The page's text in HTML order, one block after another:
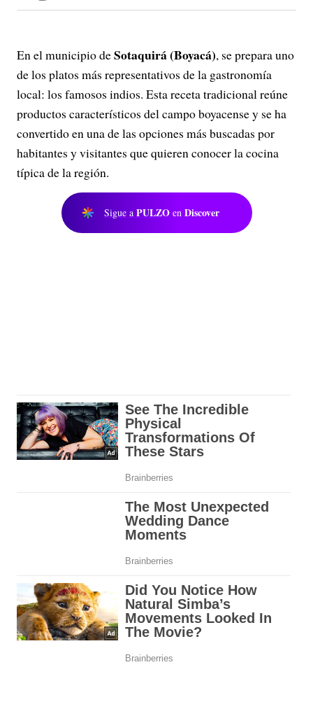
En el municipio deSotaquirá (Boyacá), se prepara uno
de los platos más representativos de la gastronomía
local: los famosos indios. Esta receta tradicional reúne
productos característicos del campo boyacense y se ha
convertido en una de las opciones más buscadas por
habitantes y visitantes que quieren conocer la cocina
típica de la región.
Sigue a PULZO en Discover